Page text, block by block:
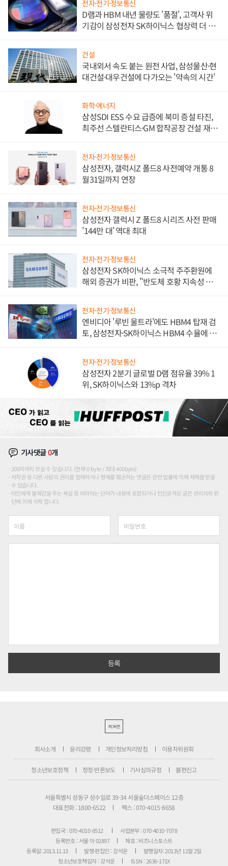
전자·전기·정보통신
D램과 HBM 내년 물량도 '품절', 고객사 위
기감이 삼성전자 SK하이닉스 협상력 더 키
건설
국내외서 속도 붙는 원전 사업, 삼성물산·현
대건설·대우건설에 다가오는 '약속의 시간'
화학·에너지
삼성SDI ESS 수요 급증에 북미 증설 타진,
최주선 스텔란티스·GM 합작공장 건설 재추
전자·전기·정보통신
삼성전자, 갤럭시Z 폴드8 사전예약 개통 8
월31일까지 연장
전자·전기·정보통신
삼성전자 갤럭시 Z 폴드8 시리즈 사전 판매
'144만 대' 역대 최대
전자·전기·정보통신
삼성전자 SK하이닉스 소극적 주주환원에
해외 증권가 비판, "반도체 호황 지속성 의
전자·전기·정보통신
엔비디아 '루빈 울트라'에도 HBM4 탑재 검
토, 삼성전자·SK하이닉스 HBM4 수율에 주
전자·전기·정보통신
삼성전자 2분기 글로벌 D램 점유율 39% 1
위, SK하이닉스와 13%p 격차
기사댓글0개
200자까지 쓰실 수 있습니다. (현재 0 byte / 최대 400byte)
저작권 등 다른 사람의 권리를 침해하거나 명예를 훼손하는 댓글은 관련 법률에 의해 제재를 받을
수 있습니다.
타인에게 불쾌감을 주는 욕설 등 비하하는 단어가 내용에 포함되거나 인신공격성 글은 관리자의 판
단에 의해 삭제 합니다.
PC버전
회사소개 윤리강령 개인정보처리방침 이용자위원회
청소년보호정책 정정·반론보도 기사심의규정 불편신고
서울특별시 성동구 성수일로 39-34 서울숲더스페이스 12층
대표전화 : 1800-6522
팩스 : 070-4015-8658
편집국 : 070-4010-8512
사업본부 : 070-4010-7078
등록번호 : 서울 아 02897
제호 : 비즈니스포스트
등록일: 2013.11.13
발행·편집인 : 강석운
발행일자: 2013년 12월 2일
청소년보호책임자 : 강석운
ISSN : 2636-171X